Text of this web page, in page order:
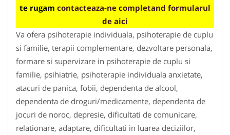
te rugam contacteaza-ne completand formularul
de aici
Va ofera psihoterapie individuala, psihoterapie de cuplu
si familie, terapii complementare, dezvoltare personala,
formare si supervizare in psihoterapie de cuplu si
familie, psihiatrie, psihoterapie individuala anxietate,
atacuri de panica, fobii, dependenta de alcool,
dependenta de droguri/medicamente, dependenta de
jocuri de noroc, depresie, dificultati de comunicare,
relationare, adaptare, dificultati in luarea deciziilor,